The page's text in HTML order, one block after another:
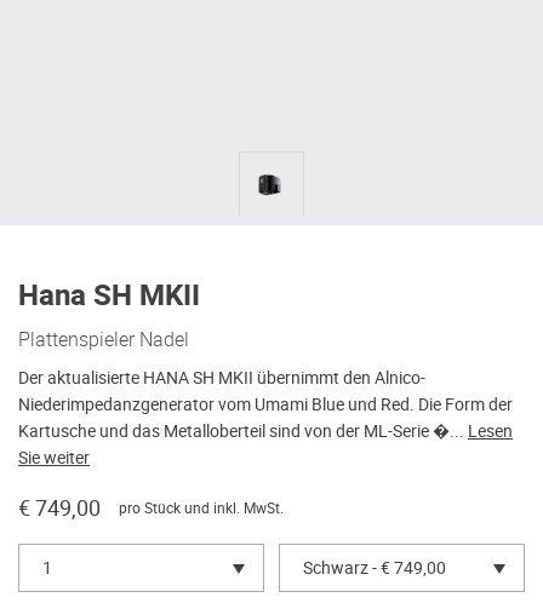
Hana SH MKII
Plattenspieler Nadel
Der aktualisierte HANA SH MKII übernimmt den Alnico-
Niederimpedanzgenerator vom Umami Blue und Red. Die Form der
Kartusche und das Metalloberteil sind von der ML-Serie �... Lesen
Sie weiter
€ 749,00 pro Stück und inkl. MwSt.
1 Schwarz - € 749,00